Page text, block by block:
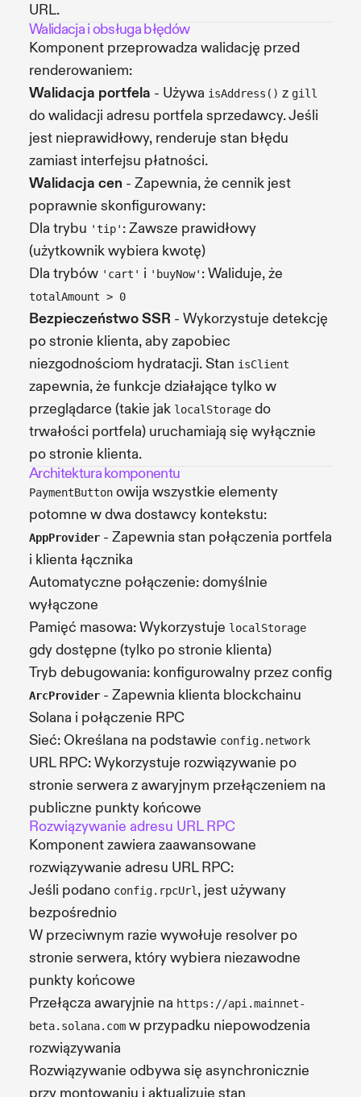
URL.
Walidacja i obsługa błędów
Komponent przeprowadza walidację przed
renderowaniem:
Walidacja portfela - Używa isAddress() z gill
do walidacji adresu portfela sprzedawcy. Jeśli
jest nieprawidłowy, renderuje stan błędu
zamiast interfejsu płatności.
Walidacja cen - Zapewnia, że cennik jest
poprawnie skonfigurowany:
Dla trybu 'tip' : Zawsze prawidłowy
(użytkownik wybiera kwotę)
Dla trybów 'cart' i 'buyNow' : Waliduje, że
totalAmount > 0
Bezpieczeństwo SSR - Wykorzystuje detekcję
po stronie klienta, aby zapobiec
niezgodnościom hydratacji. Stan isClient
zapewnia, że funkcje działające tylko w
przeglądarce (takie jak localStorage do
trwałości portfela) uruchamiają się wyłącznie
po stronie klienta.
Architektura komponentu
PaymentButton owija wszystkie elementy
potomne w dwa dostawcy kontekstu:
AppProvider - Zapewnia stan połączenia portfela
i klienta łącznika
Automatyczne połączenie: domyślnie
wyłączone
Pamięć masowa: Wykorzystuje localStorage
gdy dostępne (tylko po stronie klienta)
Tryb debugowania: konfigurowalny przez config
ArcProvider - Zapewnia klienta blockchainu
Solana i połączenie RPC
Sieć: Określana na podstawie config.network
URL RPC: Wykorzystuje rozwiązywanie po
stronie serwera z awaryjnym przełączeniem na
publiczne punkty końcowe
Rozwiązywanie adresu URL RPC
Komponent zawiera zaawansowane
rozwiązywanie adresu URL RPC:
Jeśli podano config.rpcUrl, jest używany
bezpośrednio
W przeciwnym razie wywołuje resolver po
stronie serwera, który wybiera niezawodne
punkty końcowe
Przełącza awaryjnie na https://api.mainnet-
beta.solana.com w przypadku niepowodzenia
rozwiązywania
Rozwiązywanie odbywa się asynchronicznie